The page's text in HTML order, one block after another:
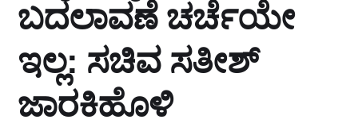
ಬದಲಾವಣೆ ಚರ್ಚೆಯೇ
ಇಲ್ಲ: ಸಚಿವ ಸತೀಶ್‌
ಜಾರಕಿಹೊಳಿ